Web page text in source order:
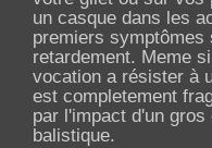
un casque dans les
premiers symptômes
retardement. Meme
vocation a résister à
est completement
par l'impact d'un
balistique.